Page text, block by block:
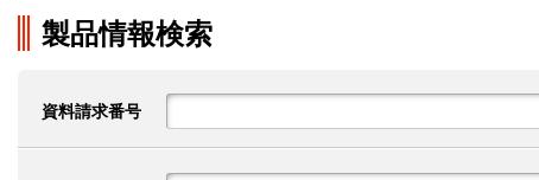
製品情報検索
資料請求番号